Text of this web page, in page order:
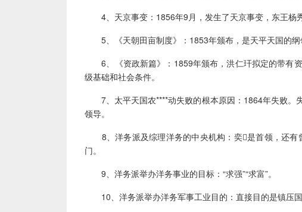
4、天京事变：1856年9月，发生了天京事变，东王杨
5、《天朝田亩制度》：1853年颁布，是天平天国的纲
6、《资政新篇》：1859年颁布，洪仁玕拟定的带有
级基础和社会条件。
7、太平天国农****动失败的根本原因：1864年失败。
领导。
8、洋务派及综理洋务的中央机构：奕是首领，还有
门。
9、洋务派举办洋务事业的目标：“求强”“求富”。
10、洋务派举办洋务军事工业目的：直接目的是镇压国